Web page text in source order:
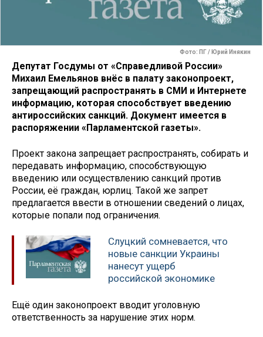
Фото: ПГ / Юрий Инякин
Депутат Госдумы от «Справедливой России»
Михаил Емельянов внёс в палату законопроект,
запрещающий распространять в СМИ и Интернете
информацию, которая способствует введению
антироссийских санкций. Документ имеется в
распоряжении «Парламентской газеты».
Проект закона запрещает распространять, собирать и
передавать информацию, способствующую
введению или осуществлению санкций против
России, её граждан, юрлиц. Такой же запрет
предлагается ввести в отношении сведений о лицах,
которые попали под ограничения.
Слуцкий сомневается, что
новые санкции Украины
нанесут ущерб
российской экономике
Ещё один законопроект вводит уголовную
ответственность за нарушение этих норм.